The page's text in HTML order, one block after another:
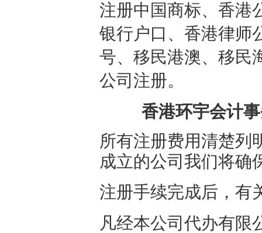
注册中国商标、香港
银行户口、香港律师
号、移民港澳、移民
公司注册。
香港环宇会计事
所有注册费用清楚列
成立的公司我们将确
注册手续完成后，有
凡经本公司代办有限